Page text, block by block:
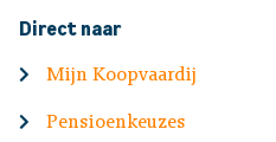
Direct naar
Mijn Koopvaardij
Pensioenkeuzes